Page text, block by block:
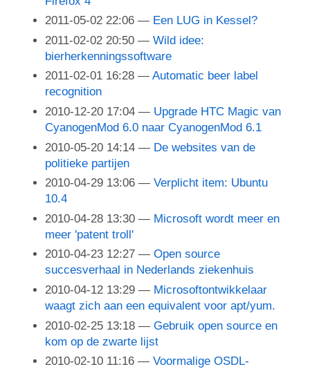
2011-05-02 22:06
Een LUG in Kessel?
2011-02-02 20:50
Wild idee:
bierherkenningssoftware
2011-02-01 16:28
Automatic beer label
recognition
2010-12-20 17:04
Upgrade HTC Magic van
CyanogenMod 6.0 naar CyanogenMod 6.1
2010-05-20 14:14
De websites van de
politieke partijen
2010-04-29 13:06
Verplicht item: Ubuntu
10.4
2010-04-28 13:30
Microsoft wordt meer en
meer 'patent troll'
2010-04-23 12:27
Open source
succesverhaal in Nederlands ziekenhuis
2010-04-12 13:29
Microsoftontwikkelaar
waagt zich aan een equivalent voor apt/yum.
2010-02-25 13:18
Gebruik open source en
kom op de zwarte lijst
2010-02-10 11:16
Voormalige OSDL-